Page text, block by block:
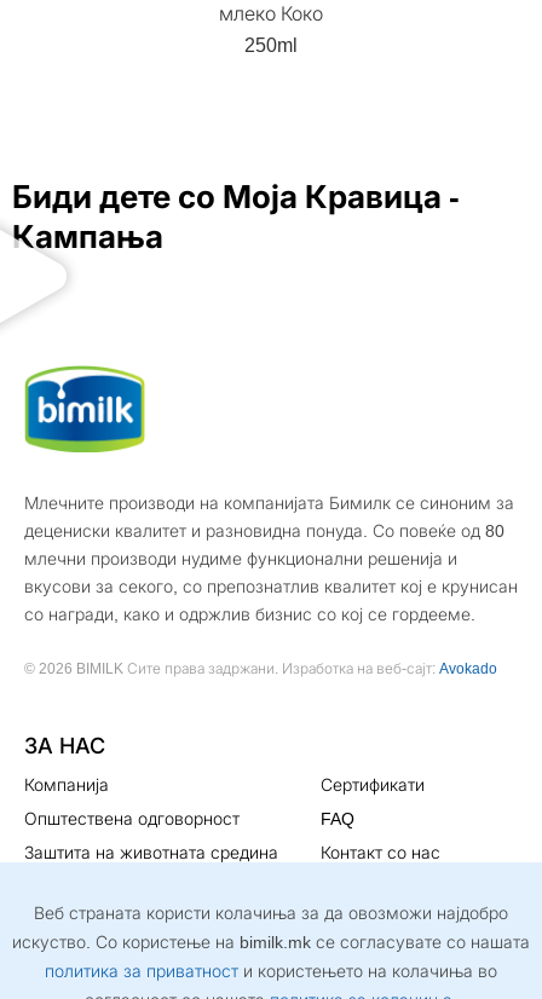
млеко Коко
250ml
Биди дете со Моја Кравица -
Кампања
Млечните производи на компанијата Бимилк се синоним за
децениски квалитет и разновидна понуда. Со повеќе од 80
млечни производи нудиме функционални решенија и
вкусови за секого, со препознатлив квалитет кој е крунисан
со награди, како и одржлив бизнис со кој се гордееме.
© 2026 BIMILK Сите права задржани. Изработка на веб-сајт: Avokado
ЗА НАС
Компанија
Општествена одговорност
Заштита на животната средина
Сертификати
FAQ
Контакт со нас
приватност
СЛЕДЕТЕ НЀ
Веб страната користи колачиња за да овозможи најдобро
искуство. Со користење на bimilk.mk се согласувате со нашата
политика за приватност и користењето на колачиња во